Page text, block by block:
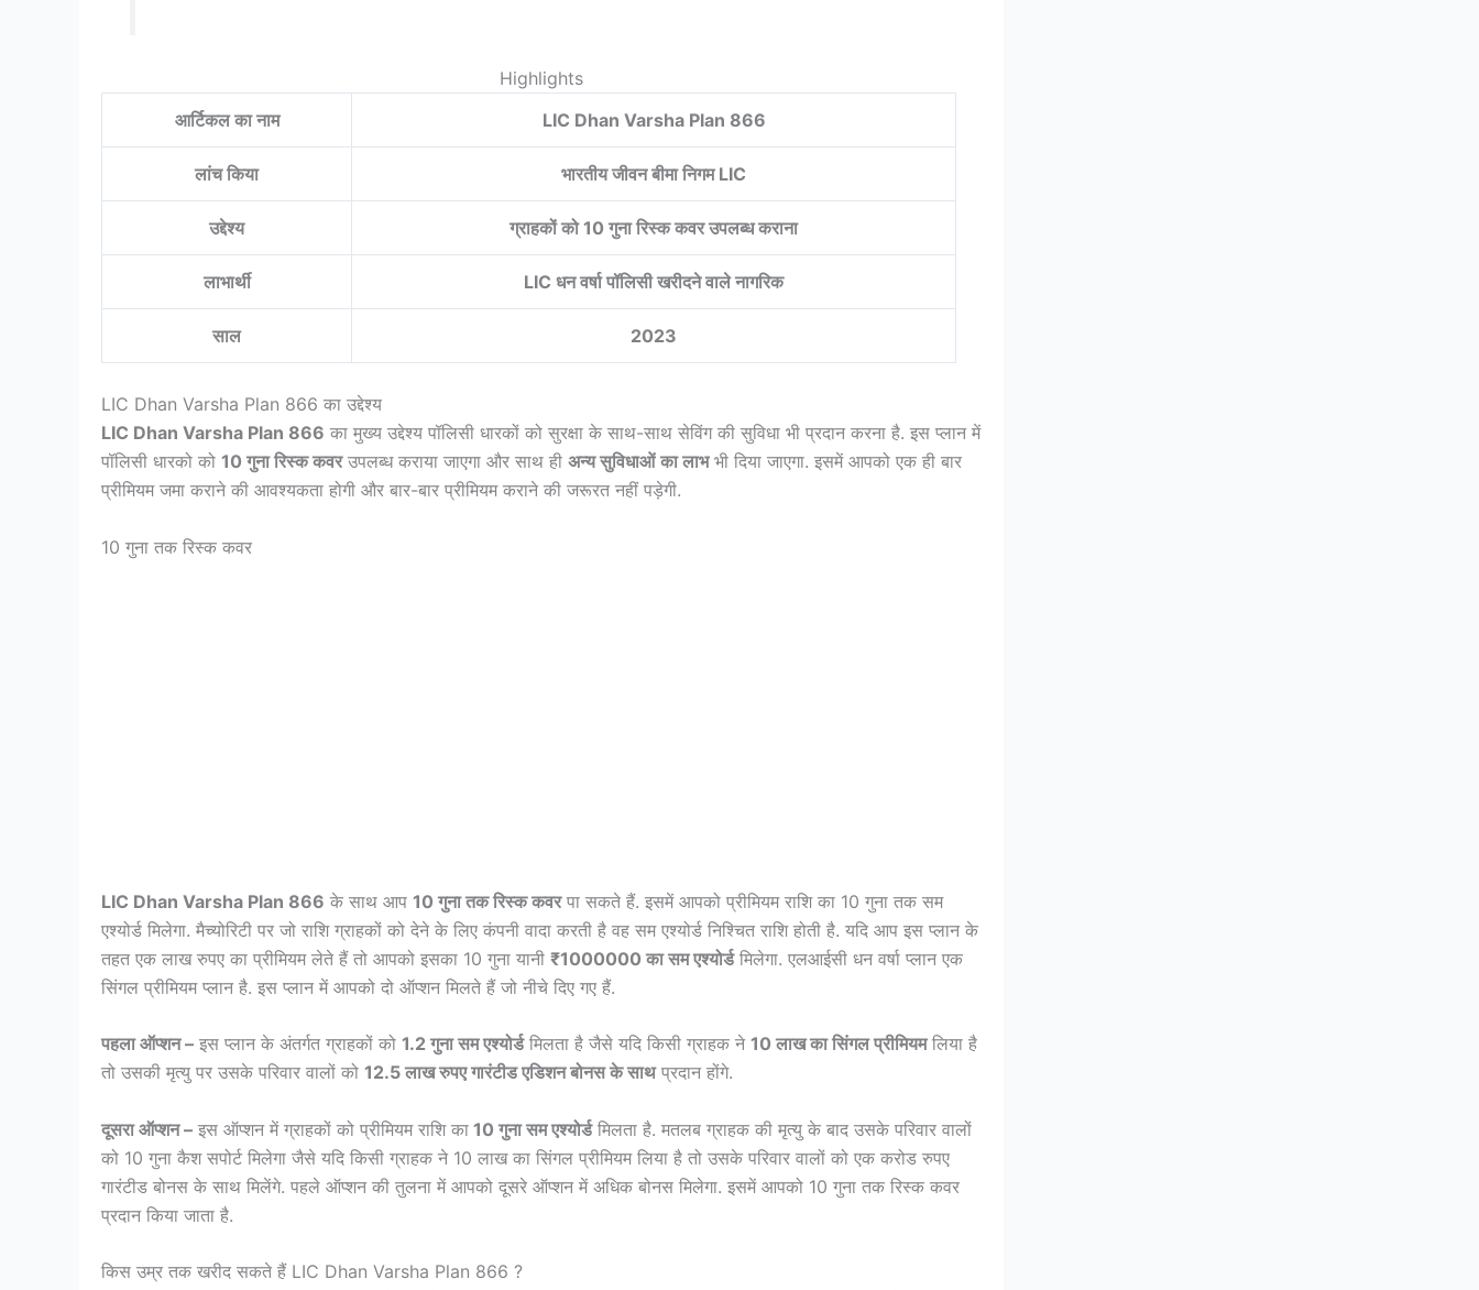
Highlights
आर्टिकल का नाम
LIC Dhan Varsha Plan 866
लांच किया भारतीय जीवन बीमा निगम LIC
उद्देश्य ग्राहकों को 10 गुना रिस्क कवर उपलब्ध कराना
लाभार्थी LIC धन वर्षा पॉलिसी खरीदने वाले नागरिक
साल 2023
LIC Dhan Varsha Plan 866 का उद्देश्य
LIC Dhan Varsha Plan 866 का मुख्य उद्देश्य पॉलिसी धारकों को सुरक्षा के साथ-साथ सेविंग की सुविधा भी प्रदान करना है. इस प्लान में
पॉलिसी धारको को 10 गुना रिस्क कवरउपलब्ध कराया जाएगा और साथ ही अन्य सुविधाओं का लाभभी दिया जाएगा. इसमें आपको एक ही बार
प्रीमियम जमा कराने की आवश्यकता होगी और बार-बार प्रीमियम कराने की जरूरत नहीं पड़ेगी.
10 गुना तक रिस्क कवर
LIC Dhan Varsha Plan 866 के साथ आप 10 गुना तक रिस्क कवरपा सकते हैं. इसमें आपको प्रीमियम राशि का 10 गुना तक सम
एश्योर्ड मिलेगा. मैच्योरिटी पर जो राशि ग्राहकों को देने के लिए कंपनी वादा करती है वह सम एश्योर्ड निश्चित राशि होती है. यदि आप इस प्लान के
तहत एक लाख रुपए का प्रीमियम लेते हैं तो आपको इसका 10 गुना यानी ₹1000000 का सम एश्योर्डमिलेगा. एलआईसी धन वर्षा प्लान एक
सिंगल प्रीमियम प्लान है. इस प्लान में आपको दो ऑप्शन मिलते हैं जो नीचे दिए गए हैं.
पहला ऑप्शन – इस प्लान के अंतर्गत ग्राहकों को 1.2 गुना सम एश्योर्डमिलता है जैसे यदि किसी ग्राहक ने 10 लाख का सिंगल प्रीमियमलिया है
तो उसकी मृत्यु पर उसके परिवार वालों को 12.5 लाख रुपए गारंटीड एडिशन बोनस के साथप्रदान होंगे.
दूसरा ऑप्शन – इस ऑप्शन में ग्राहकों को प्रीमियम राशि का 10 गुना सम एश्योर्डमिलता है. मतलब ग्राहक की मृत्यु के बाद उसके परिवार वालों
को 10 गुना कैश सपोर्ट मिलेगा जैसे यदि किसी ग्राहक ने 10 लाख का सिंगल प्रीमियम लिया है तो उसके परिवार वालों को एक करोड रुपए
गारंटीड बोनस के साथ मिलेंगे. पहले ऑप्शन की तुलना में आपको दूसरे ऑप्शन में अधिक बोनस मिलेगा. इसमें आपको 10 गुना तक रिस्क कवर
प्रदान किया जाता है.
किस उम्र तक खरीद सकते हैं LIC Dhan Varsha Plan 866 ?